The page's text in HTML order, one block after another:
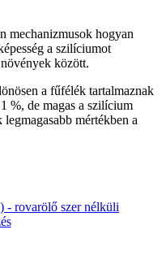
mechanizmusok hogyan
a szilíciumot
között.
a fűfélék tartalmaznak
%, de magas a szilícium
mértékben a